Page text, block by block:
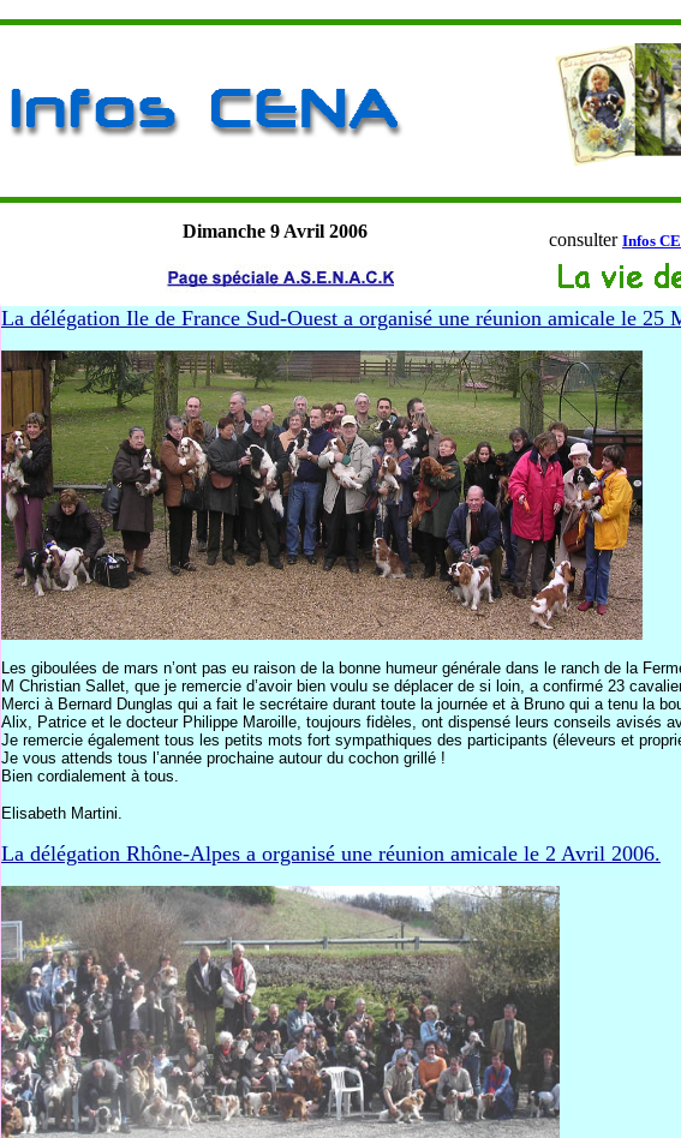
Dimanche 9 Avril 2006 consulter Infos
La délégation Ile de France Sud-Ouest a organisé une réunion amicale le 25
Les giboulées de mars n’ont pas eu raison de la bonne humeur générale dans le ranch de la
M Christian Sallet, que je remercie d’avoir bien voulu se déplacer de si loin, a confirmé 23
Merci à Bernard Dunglas qui a fait le secrétaire durant toute la journée et à Bruno qui a tenu la
Alix, Patrice et le docteur Philippe Maroille, toujours fidèles, ont dispensé leurs conseils avisés
Je remercie également tous les petits mots fort sympathiques des participants (éleveurs et
Je vous attends tous l’année prochaine autour du cochon grillé !
Bien cordialement à tous.
Elisabeth Martini.
La délégation Rhône-Alpes a organisé une réunion amicale le 2 Avril 2006.